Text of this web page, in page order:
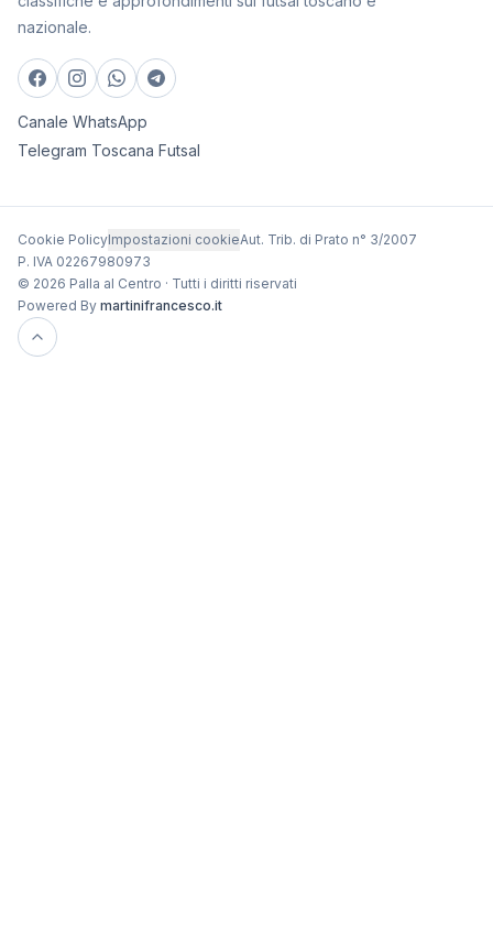
nazionale.
Canale WhatsApp
Telegram Toscana Futsal
Cookie PolicyImpostazioni cookieAut. Trib. di Prato n° 3/2007
P. IVA 02267980973
© 2026 Palla al Centro · Tutti i diritti riservati
Powered By martinifrancesco.it